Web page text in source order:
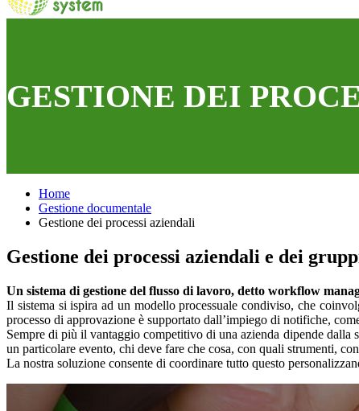
GESTIONE DEI
Home
Gestione documentale
Gestione dei processi aziendali
Gestione dei processi aziendali e dei
Un sistema di gestione del flusso di lavoro, detto workflow
Il sistema si ispira ad un modello processuale condiviso, che
processo di approvazione è supportato dall’impiego di notifiche,
Sempre di più il vantaggio competitivo di una azienda dipende
un particolare evento, chi deve fare che cosa, con quali strumenti,
La nostra soluzione consente di coordinare tutto questo